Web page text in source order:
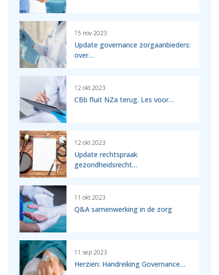
15 nov 2023
Update governance zorgaanbieders:
over…
12 okt 2023
CBb fluit NZa terug. Les voor…
12 okt 2023
Update rechtspraak
gezondheidsrecht…
11 okt 2023
Q&A samenwerking in de zorg
11 sep 2023
Herzien: Handreiking Governance…